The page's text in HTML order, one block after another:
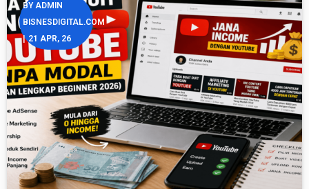
BYADMIN
BISNESDIGITAL.COM
| 21 APR, 26